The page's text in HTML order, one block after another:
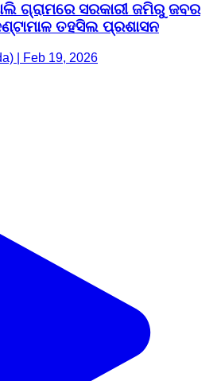
ଗ୍ରାମରେ ସରକାରୀ ଜମିରୁ ଜବର
ତହସିଲ ପ୍ରଶାସନ
| Feb 19, 2026